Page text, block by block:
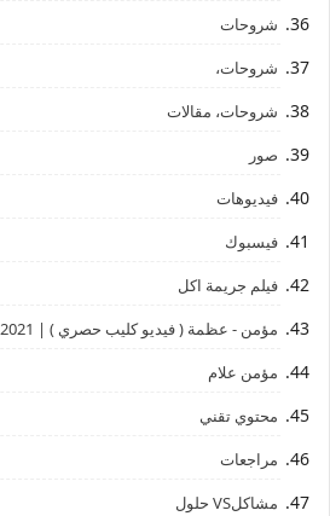
شروحات
شروحات،
شروحات، مقالات
صور
فيديوهات
فيسبوك
فيلم جريمة اكل
مؤمن - عظمة ( فيديو كليب حصري ) | 2021 | Music video 4k
مؤمن علام
محتوي تقني
مراجعات
مشاكلVS حلول